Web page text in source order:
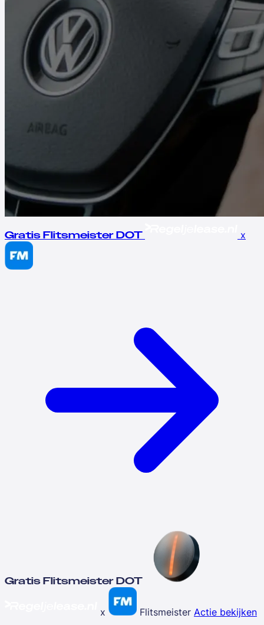
Gratis Flitsmeister DOT x
Gratis Flitsmeister DOT
x Flitsmeister Actie bekijken